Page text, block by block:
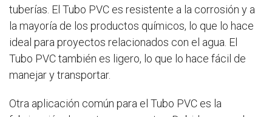
tuberías. El Tubo PVC es resistente a la corrosión y a
la mayoría de los productos químicos, lo que lo hace
ideal para proyectos relacionados con el agua. El
Tubo PVC también es ligero, lo que lo hace fácil de
manejar y transportar.
Otra aplicación común para el Tubo PVC es la